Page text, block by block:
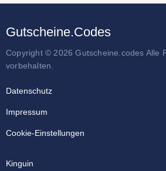
Gutscheine.Codes
Copyright © 2026 Gutscheine.codes Alle
vorbehalten.
Datenschutz
Impressum
Cookie-Einstellungen
Kinguin